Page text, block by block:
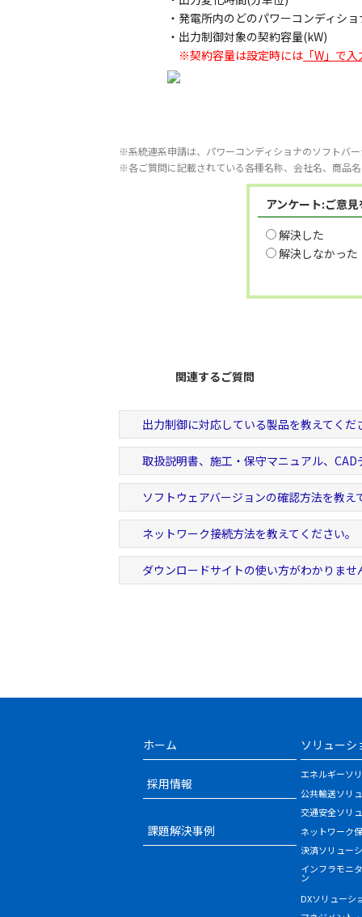
・発電所内のどのパワーコンディシ
・出力制御対象の契約容量(kW)
※契約容量は設定時には 「W」で
※系統連系申請は、パワーコンディショナのソフトバ
※各ご質問に記載されている各種名称、会社名、商品
アンケート:ご意
解決した
解決しなかった
関連するご質問
出力制御に対応している製品を教えてくだ
取扱説明書、施工・保守マニュアル、CAD
ソフトウェアバージョンの確認方法を教え
ネットワーク接続方法を教えてください。
ダウンロードサイトの使い方がわかりま
ホーム
採用情報
課題解決事例
ソリューシ
エネルギーソ
公共輸送ソリ
交通安全ソリ
ネットワーク
決済ソリュー
インフラモニ
ン
DXソリューシ